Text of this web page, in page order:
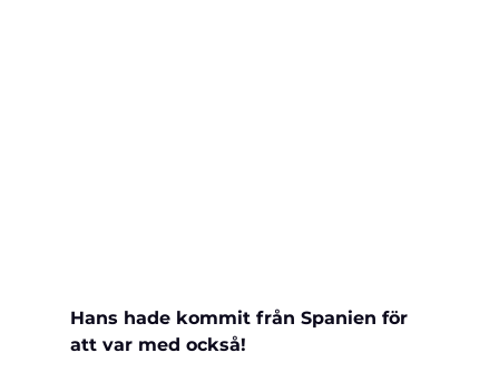
Hans hade kommit från Spanien för
att var med också!